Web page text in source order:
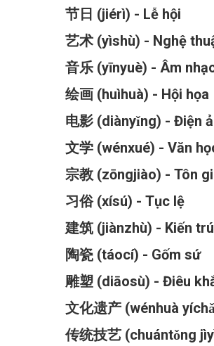
节日 (jiérì) - Lễ hội
艺术 (yìshù) - Nghệ
音乐 (yīnyuè) - Âm
绘画 (huìhuà) - Hội họa
电影 (diànyǐng) - Điện
文学 (wénxué) - Văn
宗教 (zōngjiào) - Tôn
习俗 (xísú) - Tục lệ
建筑 (jiànzhù) - Kiến
陶瓷 (táocí) - Gốm sứ
雕塑 (diāosù) - Điêu
文化遗产 (wénhuà
传统技艺 (chuántǒng